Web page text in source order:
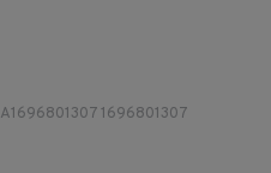
A1696801307 1696801307